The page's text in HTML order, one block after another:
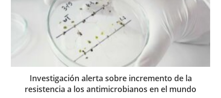
Investigación alerta sobre incremento de la
resistencia a los antimicrobianos en el mundo